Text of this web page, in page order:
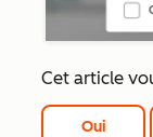
Cet article
Oui